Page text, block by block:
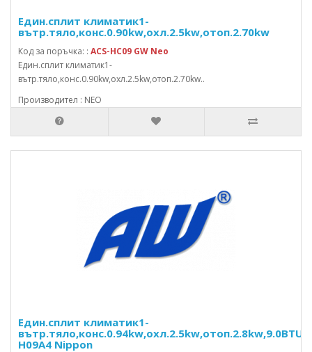
Един.сплит климатик1-
вътр.тяло,конс.0.90kw,охл.2.5kw,отоп.2.70kw
Код за поръчка: : ACS-HC09 GW Neo
Един.сплит климатик1-
вътр.тяло,конс.0.90kw,охл.2.5kw,отоп.2.70kw..
Производител : NEO
Един.сплит климатик1-
H09A4 Nippon